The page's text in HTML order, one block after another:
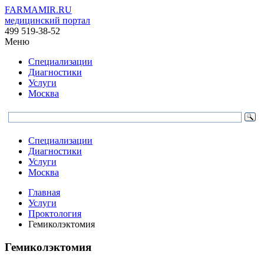
FARMAMIR.RU
медицинский портал
499 519-38-52
Меню
Специализации
Диагностики
Услуги
Москва
Специализации
Диагностики
Услуги
Москва
Главная
Услуги
Проктология
Гемиколэктомия
Гемиколэктомия